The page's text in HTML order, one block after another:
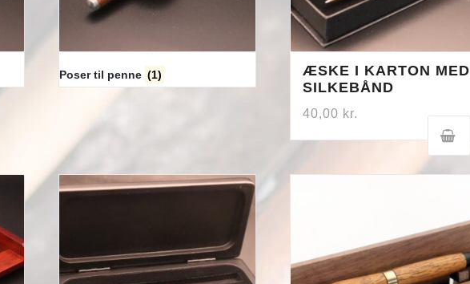
Poser til penne (1)
ÆSKE I KARTON MED
SILKEBÅND
40,00 kr.